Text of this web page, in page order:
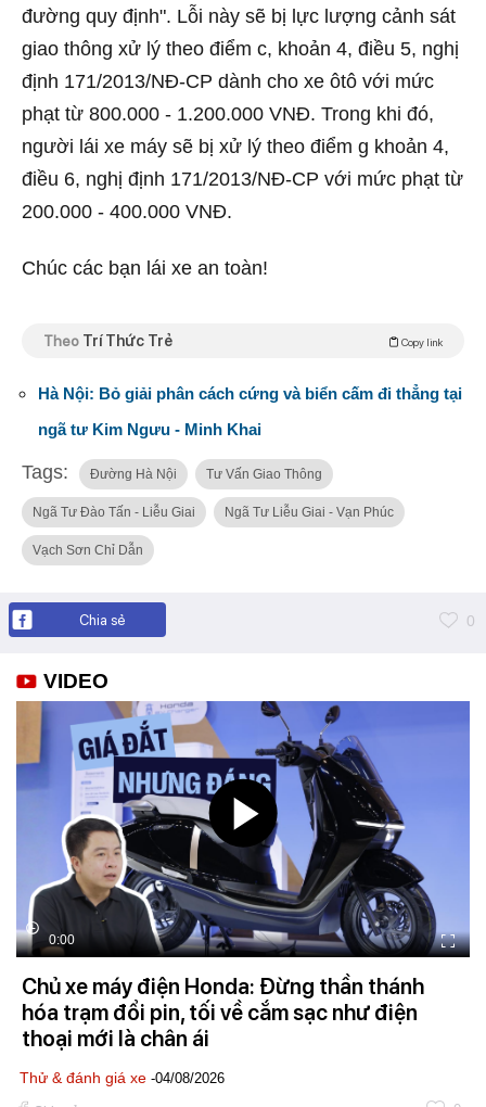
đường quy định". Lỗi này sẽ bị lực lượng cảnh sát
giao thông xử lý theo điểm c, khoản 4, điều 5, nghị
định 171/2013/NĐ-CP dành cho xe ôtô với mức
phạt từ 800.000 - 1.200.000 VNĐ. Trong khi đó,
người lái xe máy sẽ bị xử lý theo điểm g khoản 4,
điều 6, nghị định 171/2013/NĐ-CP với mức phạt từ
200.000 - 400.000 VNĐ.
Chúc các bạn lái xe an toàn!
Theo Trí Thức Trẻ Copy link
Hà Nội: Bỏ giải phân cách cứng và biển cấm đi thẳng tại
ngã tư Kim Ngưu - Minh Khai
Tags: Đường Hà Nội Tư Vấn Giao Thông
Ngã Tư Đào Tấn - Liễu Giai Ngã Tư Liễu Giai - Vạn Phúc
Vạch Sơn Chỉ Dẫn
Chia sẻ 0
VIDEO
0:00
Chủ xe máy điện Honda: Đừng thần thánh
hóa trạm đổi pin, tối về cắm sạc như điện
thoại mới là chân ái
Thử & đánh giá xe -04/08/2026